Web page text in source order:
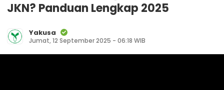
JKN? Panduan Lengkap 2025
Yakusa
Jumat, 12 September 2025 - 06:18 WIB